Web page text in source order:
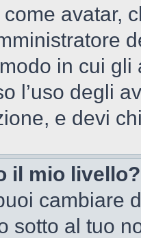
avatar,
in cui
l’uso degli
e devi
il mio livello?
cambiare
sotto al tuo